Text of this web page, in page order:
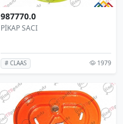
987770.0
PİKAP SACI
# CLAAS 1979